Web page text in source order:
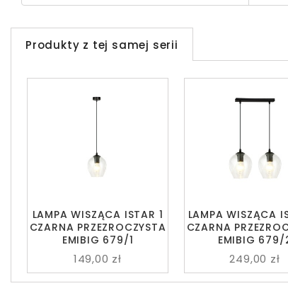
Produkty z tej samej serii
LAMPA WISZĄCA ISTAR 1
CZARNA PRZEZROCZYSTA
EMIBIG 679/1
149,00 zł
LAMPA WISZĄCA
CZARNA
EMIBIG 679/
249,00 zł